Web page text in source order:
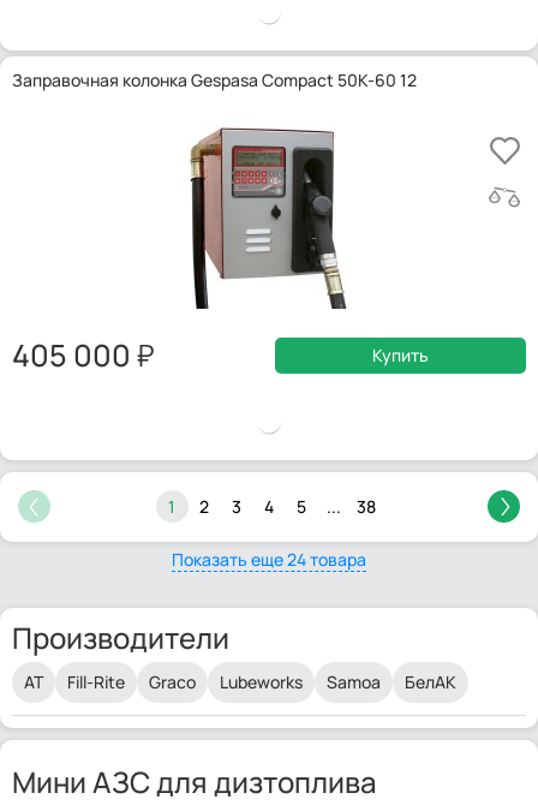
Заправочная колонка Gespasa Compact 50K-60 12
405 000 Купить
1 2 3 4 5 ... 38
Показать еще 24 товара
Производители
AT Fill-Rite Graco Lubeworks Samoa БелАК
Мини АЗС для дизтоплива